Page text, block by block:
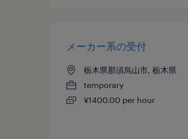
メーカー系の受付
栃木県那須烏山市, 栃木県
temporary
¥1400.00 per hour